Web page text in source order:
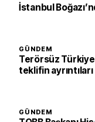
İstanbul
GÜNDEM
Terörsüz Türkiye
teklifin ayrıntıları
GÜNDEM